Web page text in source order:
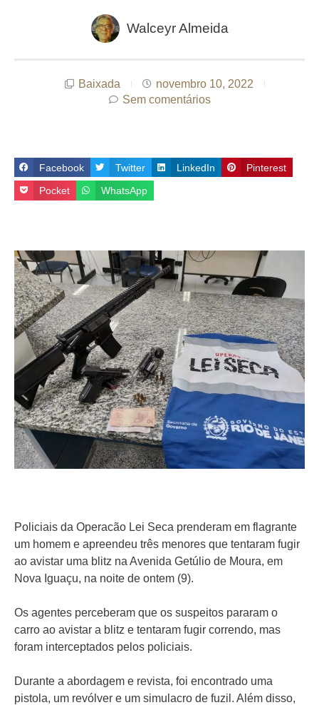
Walceyr Almeida
Baixada
novembro 10, 2022
Sem comentários
Facebook Twitter LinkedIn Pinterest
Pocket WhatsApp
Policiais da Operacão Lei Seca prenderam em flagrante
um homem e apreendeu três menores que tentaram fugir
ao avistar uma blitz na Avenida Getúlio de Moura, em
Nova Iguaçu, na noite de ontem (9).
Os agentes perceberam que os suspeitos pararam o
carro ao avistar a blitz e tentaram fugir correndo, mas
foram interceptados pelos policiais.
Durante a abordagem e revista, foi encontrado uma
pistola, um revólver e um simulacro de fuzil. Além disso,